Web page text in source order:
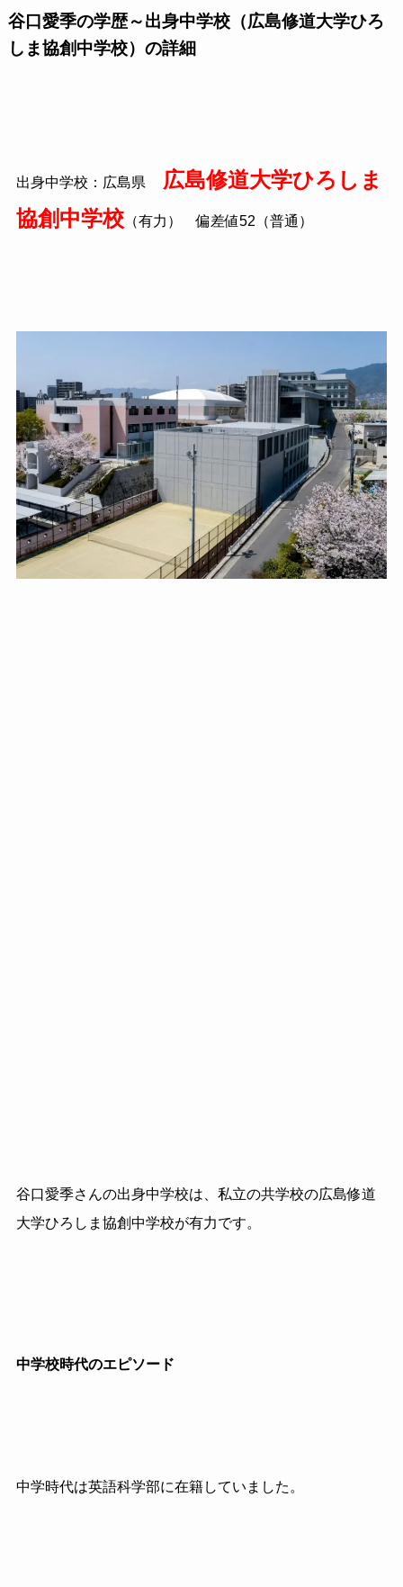
谷口愛季の学歴～出身中学校（広島修道大学ひろ
しま協創中学校）の詳細
出身中学校：広島県
広島修道大学ひろしま
協創中学校（有力） 偏差値52（普通）
谷口愛季さんの出身中学校は、私立の共学校の広島修道
大学ひろしま協創中学校が有力です。
中学校時代のエピソード
中学時代は英語科学部に在籍していました。